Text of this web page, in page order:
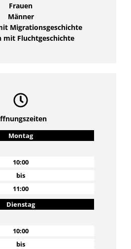
Frauen
Männer
Migrationsgeschichte
mit Fluchtgeschichte
Montag
10:00
bis
11:00
Dienstag
10:00
bis